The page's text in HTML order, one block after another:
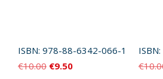
ISBN: 978-88-6342-066-1
€10.00 Il
€9.50Il
ISBN:
€